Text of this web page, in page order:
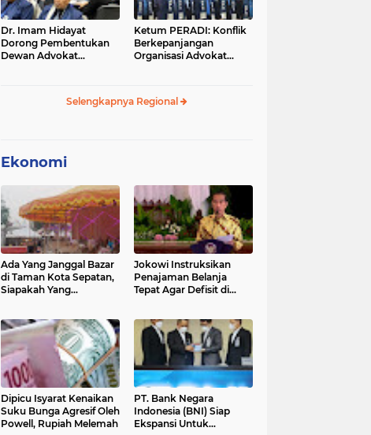
Dr. Imam Hidayat
Dorong Pembentukan
Dewan Advokat
Ketum PERADI: Konflik
Berkepanjangan
Organisasi Advokat
Selengkapnya Regional
Ekonomi
Ada Yang Janggal Bazar
di Taman Kota Sepatan,
Siapakah Yang
Jokowi Instruksikan
Penajaman Belanja
Tepat Agar Defisit di
Dipicu Isyarat Kenaikan
Suku Bunga Agresif Oleh
Powell, Rupiah Melemah
PT. Bank Negara
Indonesia (BNI) Siap
Ekspansi Untuk